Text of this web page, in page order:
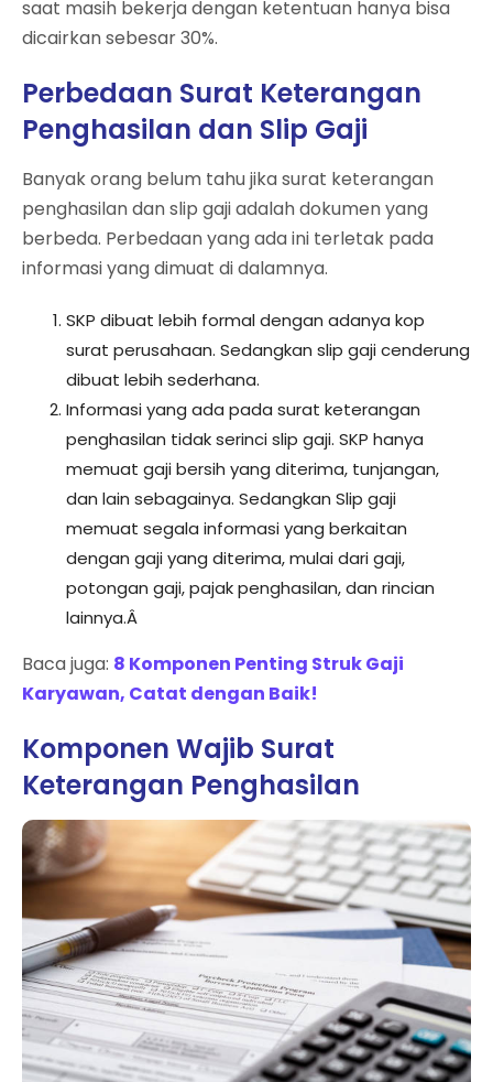
saat masih bekerja dengan ketentuan hanya bisa
dicairkan sebesar 30%.
Perbedaan Surat Keterangan
Penghasilan dan Slip Gaji
Banyak orang belum tahu jika surat keterangan
penghasilan dan slip gaji adalah dokumen yang
berbeda. Perbedaan yang ada ini terletak pada
informasi yang dimuat di dalamnya.
SKP dibuat lebih formal dengan adanya kop
surat perusahaan. Sedangkan slip gaji cenderung
dibuat lebih sederhana.
Informasi yang ada pada surat keterangan
penghasilan tidak serinci slip gaji. SKP hanya
memuat gaji bersih yang diterima, tunjangan,
dan lain sebagainya. Sedangkan Slip gaji
memuat segala informasi yang berkaitan
dengan gaji yang diterima, mulai dari gaji,
potongan gaji, pajak penghasilan, dan rincian
lainnya.Â
Baca juga: 8 Komponen Penting Struk Gaji
Karyawan, Catat dengan Baik!
Komponen Wajib Surat
Keterangan Penghasilan